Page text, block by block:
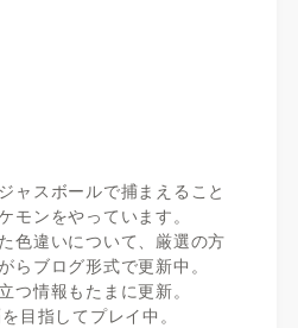
ャスボールで捕まえること
モンをやっています。
色違いについて、厳選の方
らブログ形式で更新中。
つ情報もたまに更新。
目指してプレイ中。